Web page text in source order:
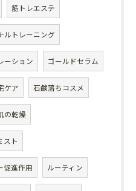
筋トレエステ
ルトレーニング
ーション ゴールドセラム
ケア 石鹸落ちコスメ
の乾燥
スト
促進作用 ルーティン